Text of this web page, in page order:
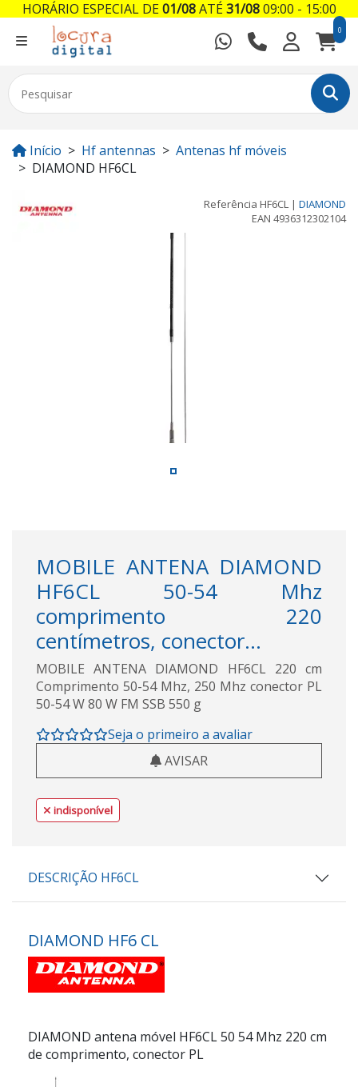
0
Início Hf antennas
Antenas hf móveis
DIAMOND HF6CL
Referência HF6CL | DIAMOND
EAN 4936312302104
MOBILE ANTENA DIAMOND
HF6CL 50-54 Mhz
comprimento 220
centímetros, conector...
MOBILE ANTENA DIAMOND HF6CL 220 cm
Comprimento 50-54 Mhz, 250 Mhz conector PL
50-54 W 80 W FM SSB 550 g
Seja o primeiro a avaliar
AVISAR
indisponível
DESCRIÇÃO HF6CL
DIAMOND HF6 CL
DIAMOND antena móvel HF6CL 50 54 Mhz 220 cm
de comprimento, conector PL
HORÁRIO ESPECIAL DE01/08ATÉ31/0809:00 - 15:00